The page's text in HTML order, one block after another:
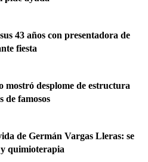
43 años con presentadora de
fiesta
mostró desplome de estructura
de famosos
de Germán Vargas Lleras: se
quimioterapia